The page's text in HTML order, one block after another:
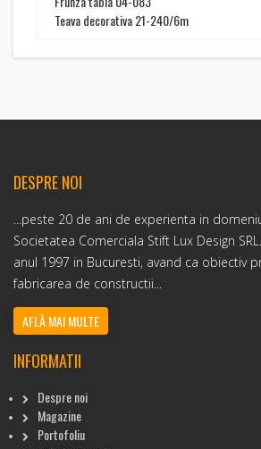
Teava decorativa 21-240/6m
DESPRE NOI
...peste 20 de ani de experienta in
Societatea Comerciala Stift Lux Design
anul 1997 in Bucuresti, avand ca obiectiv
fabricarea de constructii...
AFLĂ MAI MULTE
INFORMATII
Despre noi
Magazine
Portofoliu